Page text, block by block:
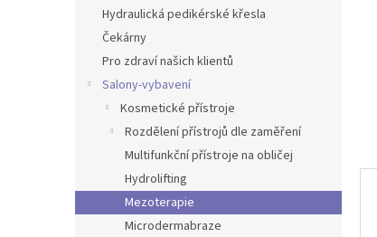
Hydraulická pedikérské křesla
Čekárny
Pro zdraví našich klientů
Salony-vybavení
Kosmetické přístroje
Rozdělení přístrojů dle zaměření
Multifunkční přístroje na obličej
Hydrolifting
Mezoterapie
Microdermabraze